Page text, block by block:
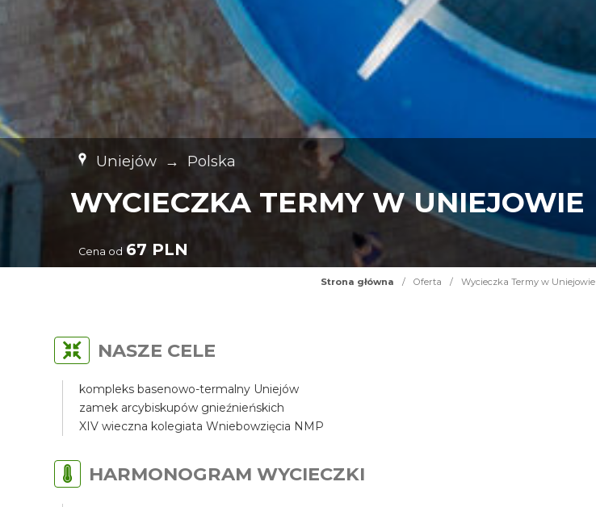
Uniejów → Polska
WYCIECZKA TERMY W UNIEJOWIE
Cena od 67 PLN
Strona główna / Oferta / Wycieczka Termy w Uniejowie
NASZE CELE
kompleks basenowo-termalny Uniejów
zamek arcybiskupów gnieźnieńskich
XIV wieczna kolegiata Wniebowzięcia NMP
HARMONOGRAM WYCIECZKI